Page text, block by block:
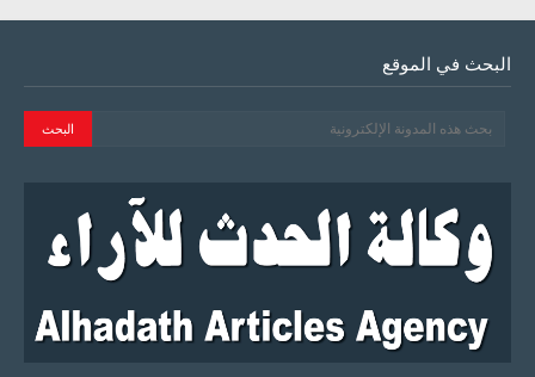
البحث في الموقع